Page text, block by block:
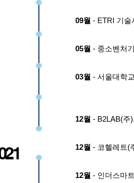
09월 - ETRI 기술
05월 - 중소벤처
03월 - 서울대학
12월 - B2LAB(주
12월 - 코헬레트(
12월 - 인더스마